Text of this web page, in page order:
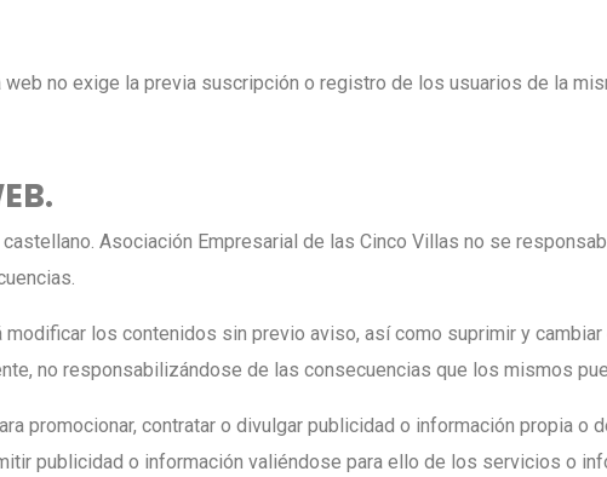
no exige la previa suscripción o registro de los usuarios de la
Asociación Empresarial de las Cinco Villas no se
los contenidos sin previo aviso, así como suprimir y
no responsabilizándose de las consecuencias que los mismos
promocionar, contratar o divulgar publicidad o información propia o
publicidad o información valiéndose para ello de los servicios o